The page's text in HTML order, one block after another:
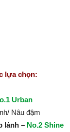
lựa chọn:
Urban
Nâu đậm
lánh – No.2 Shine